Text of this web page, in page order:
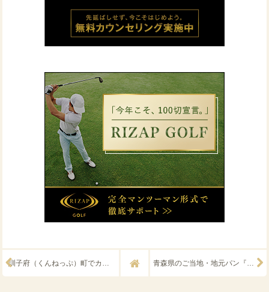
青森県のご当地・地元パン『イギリストースト』
訓子府（くんねっぷ）町でカツ丼と言えば『たれカツ丼』